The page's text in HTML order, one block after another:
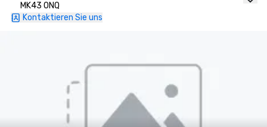
MK43 0NQ
Kontaktieren Sie uns